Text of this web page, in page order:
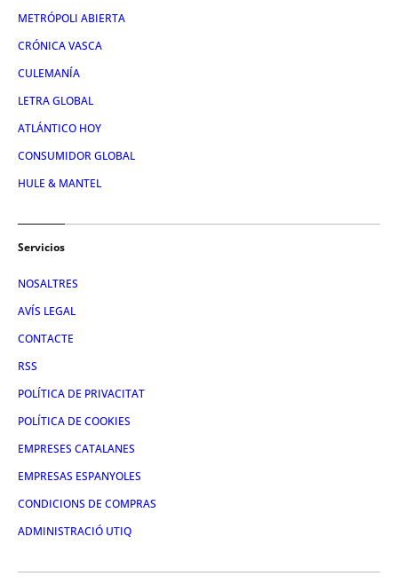
METRÓPOLI ABIERTA
CRÓNICA VASCA
CULEMANÍA
LETRA GLOBAL
ATLÁNTICO HOY
CONSUMIDOR GLOBAL
HULE & MANTEL
Servicios
NOSALTRES
AVÍS LEGAL
CONTACTE
RSS
POLÍTICA DE PRIVACITAT
POLÍTICA DE COOKIES
EMPRESES CATALANES
EMPRESAS ESPANYOLES
CONDICIONS DE COMPRAS
ADMINISTRACIÓ UTIQ